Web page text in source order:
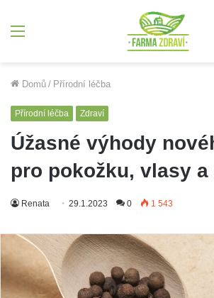
Domů / Přírodní léčba
Přírodní léčba Zdraví
Úžasné výhody
pro pokožku, vlasy a
Renata 29.1.2023 0 1 543